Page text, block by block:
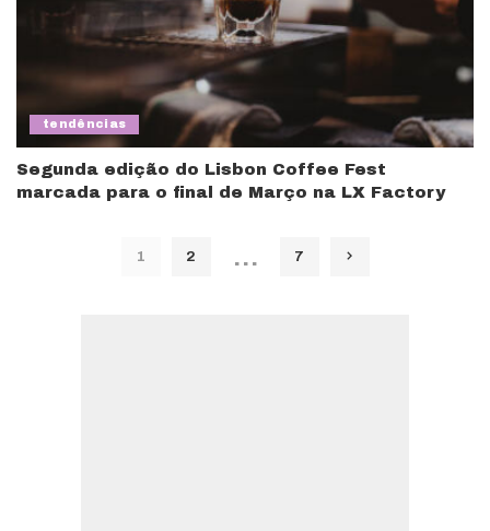
tendências
Segunda edição do Lisbon Coffee Fest
marcada para o final de Março na LX Factory
1 2 … 7